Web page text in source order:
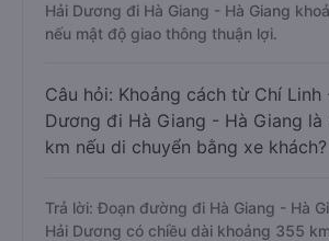
Hải Dương đi Hà Giang - Hà Giang
nếu mật độ giao thông thuận lợi.
Câu hỏi: Khoảng cách từ Chí Linh
Dương đi Hà Giang - Hà Giang là
km nếu di chuyển bằng xe khách?
Trả lời: Đoạn đường đi Hà Giang - Hà
Hải Dương có chiều dài khoảng 355